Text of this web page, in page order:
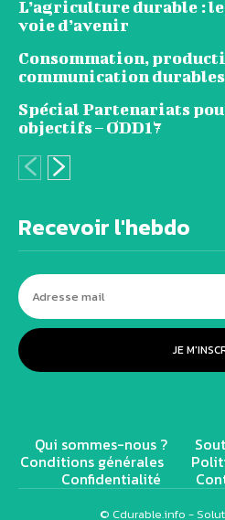
L’agriculture durable :
voie d’avenir
Consommation,
communication durables
Spécial Partenariats
objectifs – ODD17
Recevoir l'hebdo
JE
Qui sommes-nous ?
Conditions générales
Confidentialité
© Cdurable.info -